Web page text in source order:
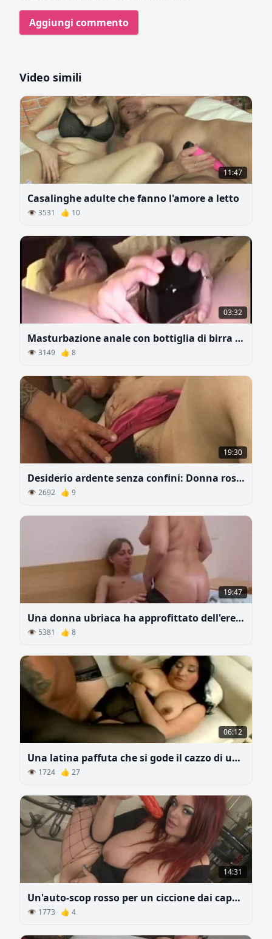
Aggiungi commento
Video simili
11:47
Casalinghe adulte che fanno l'amore a letto
👁 3531 👍 10
03:32
Masturbazione anale con bottiglia di birra vuota
👁 3149 👍 8
19:30
Desiderio ardente senza confini: Donna rossa troia cronica
👁 2692 👍 9
19:47
Una donna ubriaca ha approfittato dell'erezione mattutina del figlio della sua amica
👁 5381 👍 8
06:12
Una latina paffuta che si gode il cazzo di un culturisto
👁 1724 👍 27
14:31
Un'auto-scop rosso per un ciccione dai capelli rossi
👁 1773 👍 4